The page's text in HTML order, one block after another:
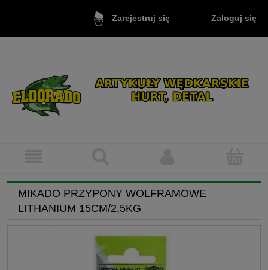
Zarejestruj się Zaloguj się
MIKADO PRZYPONY WOLFRAMOWE
LITHANIUM 15CM/2,5KG